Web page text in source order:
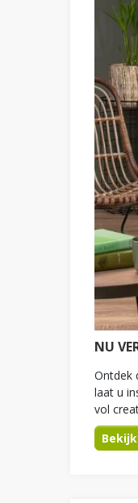
NU
Ontdek
laat u
vol